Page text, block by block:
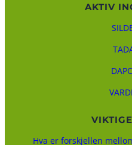
AKTIV
Hva er forskjellen